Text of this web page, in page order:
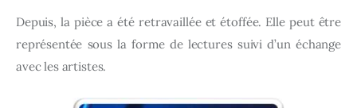
Depuis, la pièce a été retravaillée et étoffée. Elle peut être
représentée sous la forme de lectures suivi d’un échange
avec les artistes.